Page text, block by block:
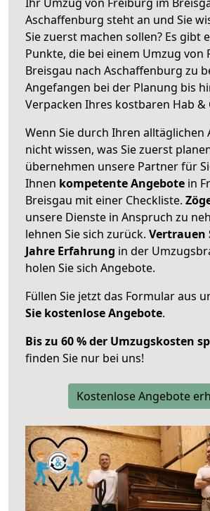
Aschaffenburg steht an und Sie
Sie zuerst machen sollen? Es gibt
Punkte, die bei einem Umzug von
Breisgau nach Aschaffenburg zu
Angefangen bei der Planung bis
Verpacken Ihres kostbaren Hab &
Wenn Sie durch Ihren alltäglichen
nicht wissen, was Sie zuerst
übernehmen unsere Partner für
Ihnen kompetente Angebote in
Breisgau mit einer Checkliste.
unsere Dienste in Anspruch zu
lehnen Sie sich zurück. Vertrauen
Jahre Erfahrung in der
holen Sie sich Angebote.
Füllen Sie jetzt das Formular aus
Sie kostenlose Angebote.
Bis zu 60 % der Umzugskosten
finden Sie nur bei uns!
Kostenlose Angebote